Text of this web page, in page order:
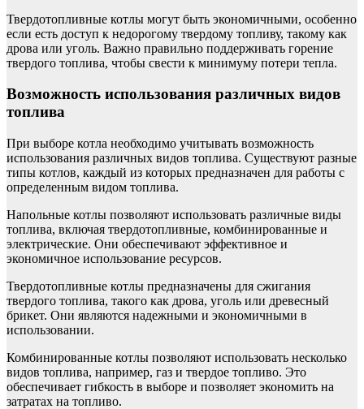
Твердотопливные котлы могут быть экономичными, особенно
если есть доступ к недорогому твердому топливу, такому как
дрова или уголь. Важно правильно поддерживать горение
твердого топлива, чтобы свести к минимуму потери тепла.
Возможность использования различных видов
топлива
При выборе котла необходимо учитывать возможность
использования различных видов топлива. Существуют разные
типы котлов, каждый из которых предназначен для работы с
определенным видом топлива.
Напольные котлы позволяют использовать различные виды
топлива, включая твердотопливные, комбинированные и
электрические. Они обеспечивают эффективное и
экономичное использование ресурсов.
Твердотопливные котлы предназначены для сжигания
твердого топлива, такого как дрова, уголь или древесный
брикет. Они являются надежными и экономичными в
использовании.
Комбинированные котлы позволяют использовать несколько
видов топлива, например, газ и твердое топливо. Это
обеспечивает гибкость в выборе и позволяет экономить на
затратах на топливо.